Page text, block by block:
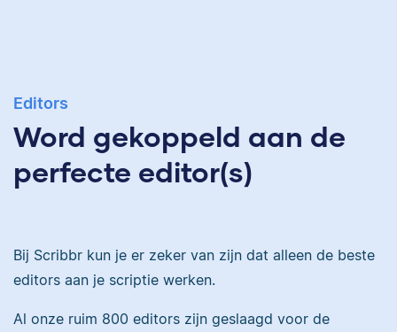
Editors
Word gekoppeld aan de
perfecte editor(s)
Bij Scribbr kun je er zeker van zijn dat alleen de beste
editors aan je scriptie werken.
Al onze ruim 800 editors zijn geslaagd voor de
werkt als senior editor
bij Scribbr waar ze al
meer dan 2,5 miljoen
woorden heeft
Erica
geredigeerd.